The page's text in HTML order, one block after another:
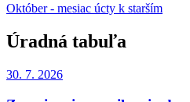
Október - mesiac úcty k starším
Úradná tabuľa
30. 7. 2026